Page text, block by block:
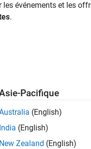
par lieu pour
événements et les
.
Pacifique
(English)
India (English)
New Zealand (English)